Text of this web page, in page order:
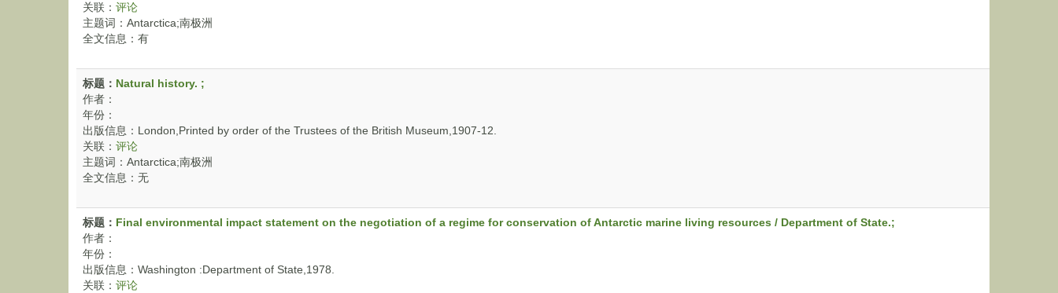
关联： 评论
主题词：Antarctica;南极洲
全文信息：有
标题： Natural history. ;
作者：
年份：
出版信息：London,Printed by order of the Trustees of the British Museum,1907-12.
关联： 评论
主题词：Antarctica;南极洲
全文信息：无
标题： Final environmental impact statement on the negotiation of a regime for conservation of Antarctic marine living resources / Department of State.;
作者：
年份：
出版信息：Washington :Department of State,1978.
关联： 评论